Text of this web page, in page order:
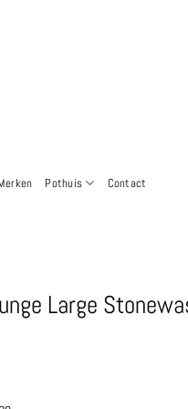
Pothuis Contact
Large